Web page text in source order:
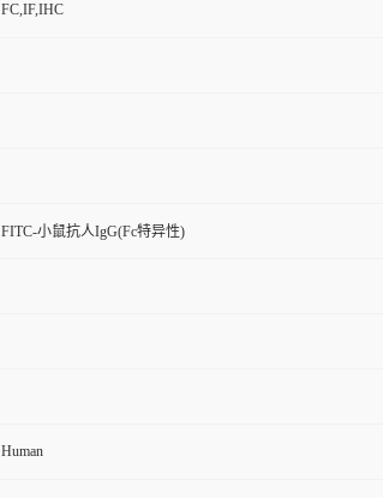
FC,IF,IHC
FITC-小鼠抗人IgG(Fc特异性)
Human